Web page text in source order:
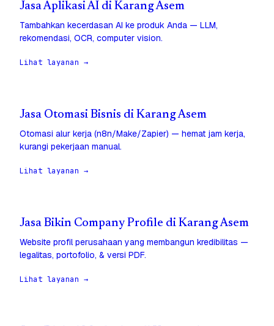
Jasa Aplikasi AI di Karang Asem
Tambahkan kecerdasan AI ke produk Anda — LLM,
rekomendasi, OCR, computer vision.
Lihat layanan →
Jasa Otomasi Bisnis di Karang Asem
Otomasi alur kerja (n8n/Make/Zapier) — hemat jam kerja,
kurangi pekerjaan manual.
Lihat layanan →
Jasa Bikin Company Profile di Karang Asem
Website profil perusahaan yang membangun kredibilitas —
legalitas, portofolio, & versi PDF.
Lihat layanan →